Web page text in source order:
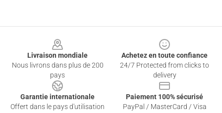
Livraison mondiale
Nous livrons dans plus de 200
pays
Achetez en toute confiance
24/7 Protected from clicks to
delivery
Garantie internationale
Offert dans le pays d'utilisation
Paiement 100% sécurisé
PayPal / MasterCard / Visa